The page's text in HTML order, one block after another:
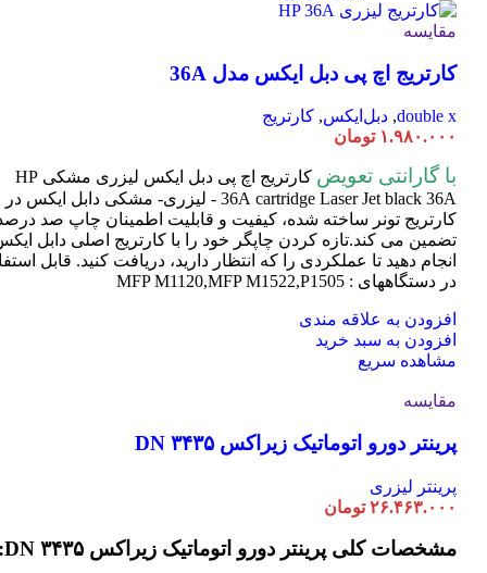
مقایسه
کارتریج اچ پی دبل ایکس مدل 36A
double x
, دبل‌ایکس, کارتریج
۱.۹۸۰.۰۰۰ تومان
با گارانتی تعویض
کارتریج اچ پی دبل ایکس لیزری مشکی HP
36A cartridge Laser
Jet black 36A - لیزری- مشکی دابل ایکس در
کارتریج تونر ساخته شده، کیفیت و قابلیت اطمینان چاپ صد
تضمین می کند.تازه کردن چاپگر خود را با کارتریج اصلی دابل
انجام دهید تا عملکردی را که انتظار دارید، دریافت کنید. قابل
در دستگاههای : MFP M1120,MFP M1522,P1505
افزودن به علاقه مندی
افزودن به سبد خرید
مشاهده سریع
مقایسه
پرینتر دورو اتوماتیک زیراکس DN ۳۴۳۵
پرینتر لیزری
۲۶.۴۶۳.۰۰۰ تومان
مشخصات کلی پرینتر دورو اتوماتیک زیراکس DN ۳۴۳۵: